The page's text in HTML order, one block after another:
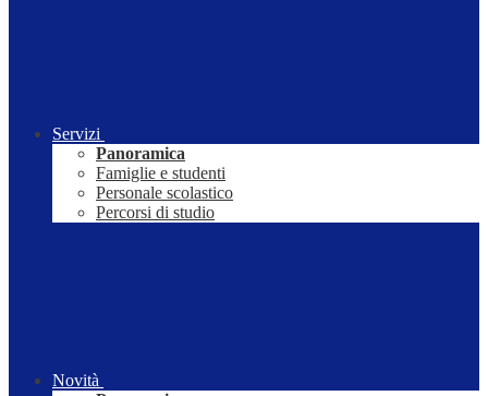
Servizi
Panoramica
Famiglie e studenti
Personale scolastico
Percorsi di studio
Novità